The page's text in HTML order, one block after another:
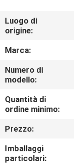
NOI
GIRO
DELLA
FABBRICA
CONTROLLO
DI
QUALITÀ
Luogo di
origine:
Marca:
Numero di
modello:
Quantità di
ordine minimo:
Prezzo:
Imballaggi
particolari: